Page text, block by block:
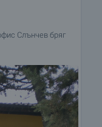
Слънчев бряг